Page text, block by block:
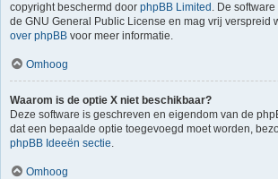
copyright beschermd door phpBB Limited . De
de GNU General Public License en mag vrij verspreid
over phpBB voor meer informatie.
Omhoog
Waarom is de optie X niet beschikbaar?
Deze software is geschreven en eigendom van de
dat een bepaalde optie toegevoegd moet worden,
phpBB Ideeën sectie.
Omhoog